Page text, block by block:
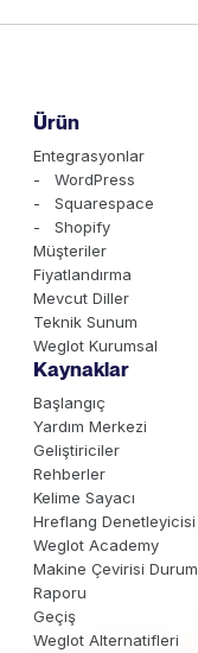
Ürün
Entegrasyonlar
- WordPress
- Squarespace
- Shopify
Müşteriler
Fiyatlandırma
Mevcut Diller
Teknik Sunum
Weglot Kurumsal
Kaynaklar
Başlangıç
Yardım Merkezi
Geliştiriciler
Rehberler
Kelime Sayacı
Hreflang Denetleyicisi
Weglot Academy
Makine Çevirisi Durum
Raporu
Geçiş
Weglot Alternatifleri